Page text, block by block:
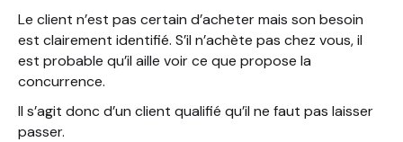
Le client n’est pas certain d’acheter mais son besoin
est clairement identifié. S’il n’achète pas chez vous, il
est probable qu’il aille voir ce que propose la
concurrence.
Il s’agit donc d’un client qualifié qu’il ne faut pas laisser
passer.